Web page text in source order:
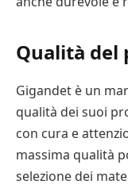
Qualità del
Gigandet è un
qualità dei suoi
con cura e
massima qualità
selezione dei